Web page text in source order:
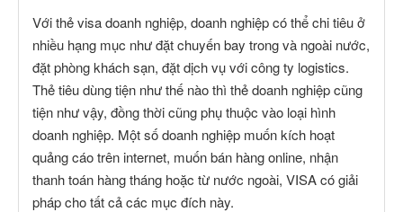
Với thẻ visa doanh nghiệp, doanh nghiệp có thể chi tiêu ở
nhiều hạng mục như đặt chuyến bay trong và ngoài nước,
đặt phòng khách sạn, đặt dịch vụ với công ty logistics.
Thẻ tiêu dùng tiện như thế nào thì thẻ doanh nghiệp cũng
tiện như vậy, đồng thời cũng phụ thuộc vào loại hình
doanh nghiệp. Một số doanh nghiệp muốn kích hoạt
quảng cáo trên internet, muốn bán hàng online, nhận
thanh toán hàng tháng hoặc từ nước ngoài, VISA có giải
pháp cho tất cả các mục đích này.